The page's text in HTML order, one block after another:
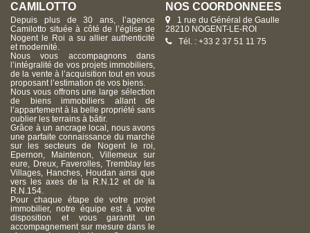
CAMILOTTO
Depuis plus de 30 ans, l’agence
Camilotto située à côté de l’église de
Nogent le Roi a su allier authenticité
et modernité.
Nous vous accompagnons dans
l’intégralité de vos projets immobiliers,
de la vente à l’acquisition tout en vous
proposant l’estimation de vos biens.
Nous vous offrons une large sélection
de biens immobiliers allant de
l’appartement à la belle propriété sans
oublier les terrains à bâtir.
Grâce à un ancrage local, nous avons
une parfaite connaissance du marché
sur les secteurs de Nogent le roi,
Epernon, Maintenon, Villemeux sur
eure, Dreux, Faverolles, Tremblay les
Villages, Hanches, Houdan ainsi que
vers les axes de la R.N.12 et de la
R.N.154.
Pour chaque étape de votre projet
immobilier, notre équipe est à votre
disposition et vous garantit un
accompagnement sur mesure dans le
NOS COORDONNÉES
1 rue du Général de Gaulle
28210 NOGENT-LE-ROI
Tél. : +33 2 37 51 11 75